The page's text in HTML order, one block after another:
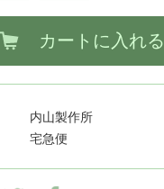
カートに入れる
内山製作所
宅急便